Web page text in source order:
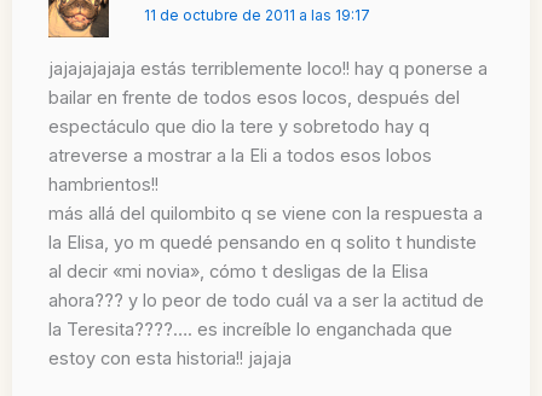
11 de octubre de 2011 a las 19:17
jajajajajaja estás terriblemente loco!! hay q ponerse a
bailar en frente de todos esos locos, después del
espectáculo que dio la tere y sobretodo hay q
atreverse a mostrar a la Eli a todos esos lobos
hambrientos!!
más allá del quilombito q se viene con la respuesta a
la Elisa, yo m quedé pensando en q solito t hundiste
al decir «mi novia», cómo t desligas de la Elisa
ahora??? y lo peor de todo cuál va a ser la actitud de
la Teresita????…. es increíble lo enganchada que
estoy con esta historia!! jajaja